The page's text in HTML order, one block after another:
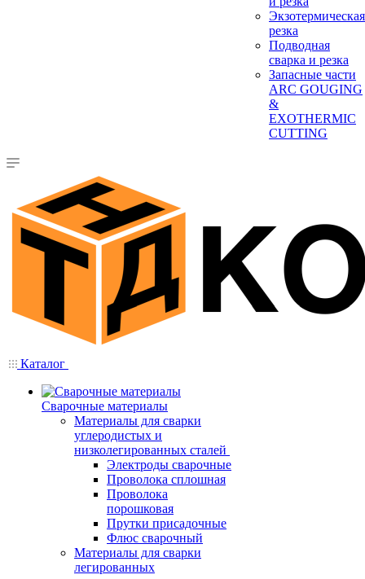
Экзотермическая
резка
Подводная
сварка и резка
Запасные части
ARC GOUGING
&
EXOTHERMIC
CUTTING
Каталог
Сварочные материалы
Материалы для сварки
углеродистых и
низколегированных сталей
Электроды сварочные
Проволока сплошная
Проволока
порошковая
Прутки присадочные
Флюс сварочный
Материалы для сварки
легированных